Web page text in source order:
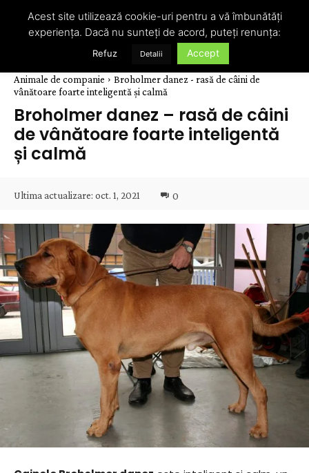
Animale de companie
Broholmer danez - rasă de câini de
vânătoare foarte inteligentă și calmă
Broholmer danez – rasă de câini
de vânătoare foarte inteligentă
și calmă
Ultima actualizare: oct. 1, 2021 0
Acest site utilizează cookie-uri pentru a vă îmbunătăți
experiența. Dacă nu sunteți de acord, puteți renunța:
Refuz Detalii Accept